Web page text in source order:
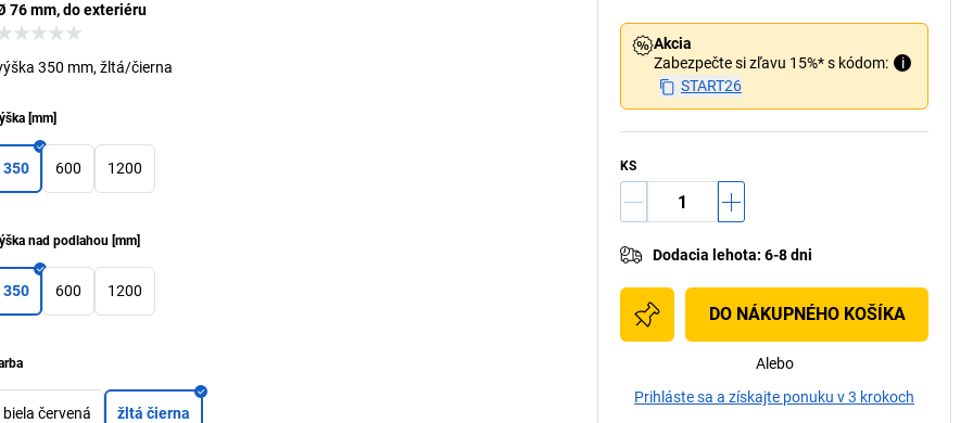
76 mm, do exteriéru
350 mm, žltá/čierna
[mm]
350 600 1200
nad podlahou [mm]
350 600 1200
biela červená žltá čierna
Akcia
Zabezpečte si zľavu 15%* s kódom:
i
START26
KS
Dodacia lehota: 6-8 dni
DO NÁKUPNÉHO KOŠÍKA
Alebo
Prihláste sa a získajte ponuku v 3 krokoch